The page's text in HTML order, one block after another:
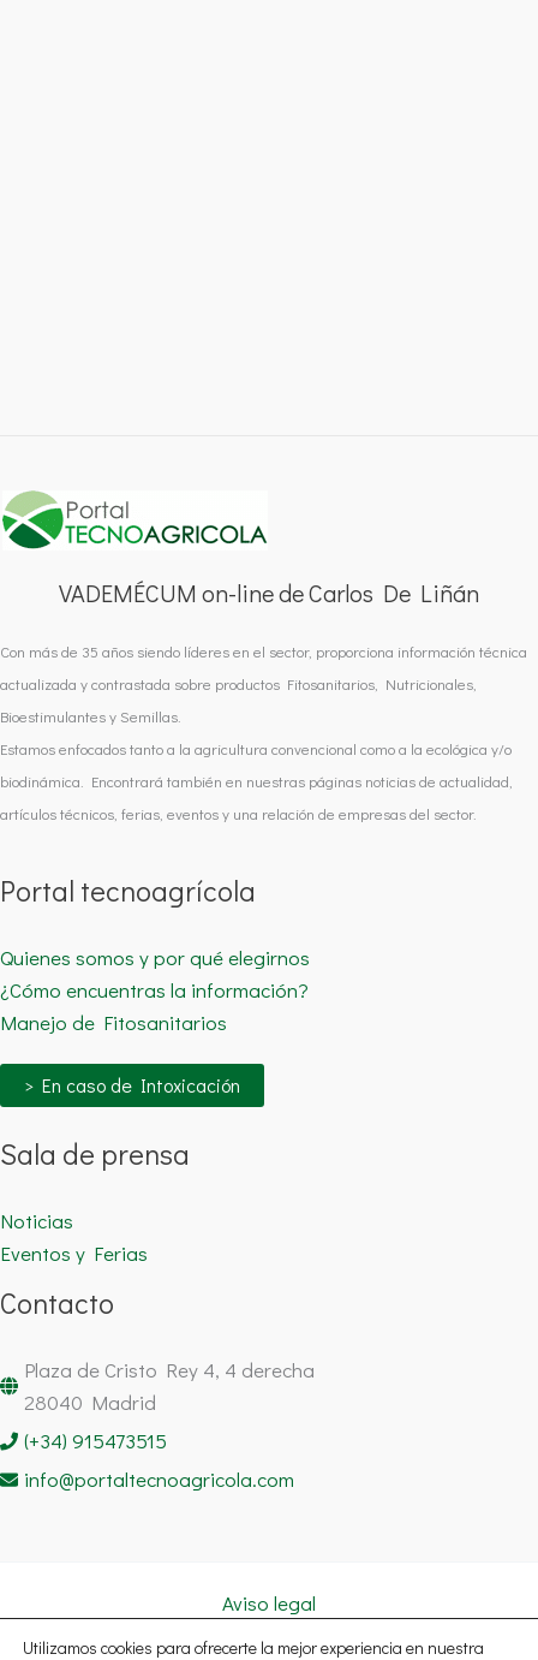
VADEMÉCUM on-line de Carlos De Liñán
Con más de 35 años siendo líderes en el sector, proporciona información técnica
actualizada y contrastada sobre productos Fitosanitarios, Nutricionales,
Bioestimulantes y Semillas.
Estamos enfocados tanto a la agricultura convencional como a la ecológica y/o
biodinámica. Encontrará también en nuestras páginas noticias de actualidad,
artículos técnicos, ferias, eventos y una relación de empresas del sector.
Portal tecnoagrícola
Quienes somos y por qué elegirnos
¿Cómo encuentras la información?
Manejo de Fitosanitarios
> En caso de Intoxicación
Sala de prensa
Noticias
Eventos y Ferias
Contacto
Plaza de Cristo Rey 4, 4 derecha
28040 Madrid
(+34) 915473515
info@portaltecnoagricola.com
Aviso legal
Política de cookies
Utilizamos cookies para ofrecerte la mejor experiencia en nuestra